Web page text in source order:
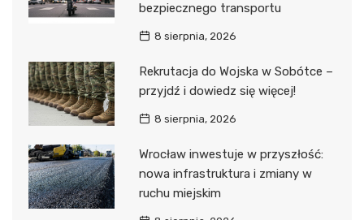
bezpiecznego transportu
8 sierpnia, 2026
Rekrutacja do Wojska w Sobótce –
przyjdź i dowiedz się więcej!
8 sierpnia, 2026
Wrocław inwestuje w przyszłość:
nowa infrastruktura i zmiany w
ruchu miejskim